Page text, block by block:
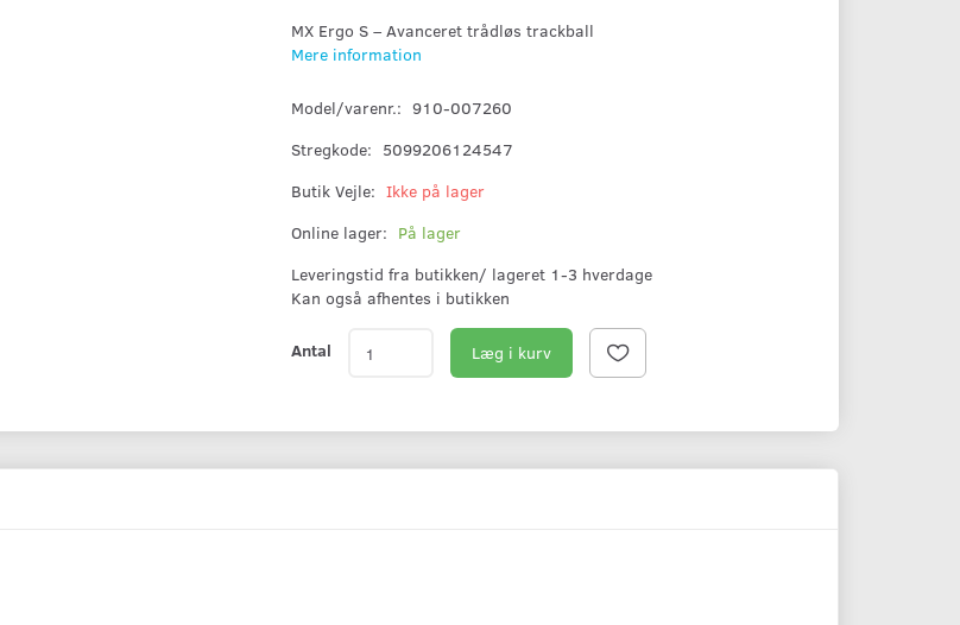
MX Ergo S – Avanceret trådløs trackball
Mere information
Model/varenr.: 910-007260
Stregkode: 5099206124547
Butik Vejle: Ikke på lager
Online lager: På lager
Leveringstid fra butikken/ lageret 1-3 hverdage
Kan også afhentes i butikken
Antal Læg i kurv